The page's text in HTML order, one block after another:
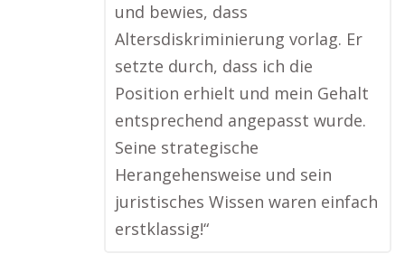
und bewies, dass
Altersdiskriminierung vorlag. Er
setzte durch, dass ich die
Position erhielt und mein Gehalt
entsprechend angepasst wurde.
Seine strategische
Herangehensweise und sein
juristisches Wissen waren einfach
erstklassig!“